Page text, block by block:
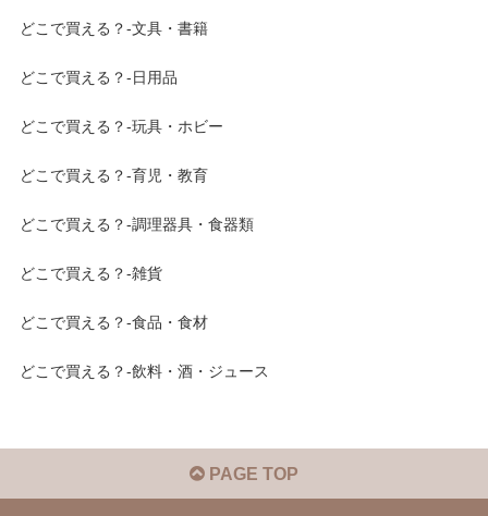
どこで買える？-文具・書籍
どこで買える？-日用品
どこで買える？-玩具・ホビー
どこで買える？-育児・教育
どこで買える？-調理器具・食器類
どこで買える？-雑貨
どこで買える？-食品・食材
どこで買える？-飲料・酒・ジュース
PAGE TOP